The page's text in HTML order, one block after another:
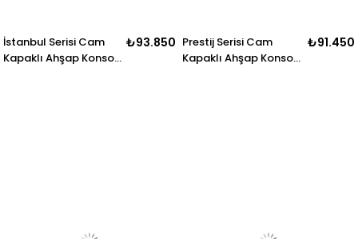
İstanbul Serisi Cam
Kapaklı Ahşap Konsol
₺93.850 Prestij Serisi Cam
Kapaklı Ahşap Konsol
₺91.450